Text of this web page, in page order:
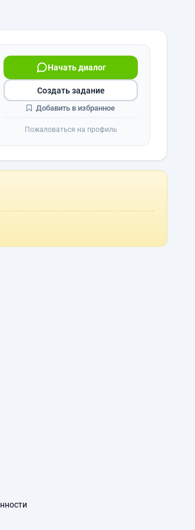
Начать диалог
Создать задание
Добавить в избранное
Пожаловаться на профиль